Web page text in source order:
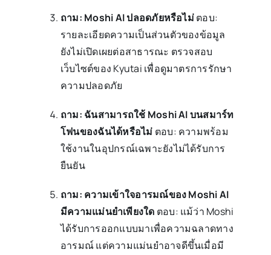
ถาม: Moshi AI ปลอดภัยหรือไม่ตอบ:
รายละเอียดความเป็นส่วนตัวของข้อมูล
ยังไม่เปิดเผยต่อสาธารณะ ตรวจสอบ
เว็บไซต์ของ Kyutai เพื่อดูมาตรการรักษา
ความปลอดภัย
ถาม: ฉันสามารถใช้ Moshi AI บนสมาร์ท
โฟนของฉันได้หรือไม่ ตอบ: ความพร้อม
ใช้งานในอุปกรณ์เฉพาะยังไม่ได้รับการ
ยืนยัน
ถาม: ความเข้าใจอารมณ์ของ Moshi AI
มีความแม่นยำเพียงใด ตอบ: แม้ว่า Moshi
ได้รับการออกแบบมาเพื่อความฉลาดทาง
อารมณ์ แต่ความแม่นยำอาจดีขึ้นเมื่อมี